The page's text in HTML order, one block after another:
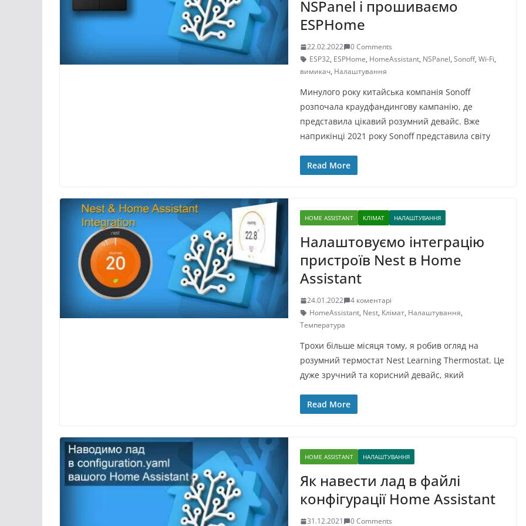
NSPanel і прошиваємо
ESPHome
22.02.2022
0 Comments
ESP32, ESPHome, HomeAssistant, NSPanel, Sonoff, Wi-Fi,
вимикач, Налаштування
Минулого року китайська компанія Sonoff
розпочала краудфандингову кампанію, де
представила цікавий розумний девайс. Вже
наприкінці 2021 року Sonoff представила світу
Read More
HOME ASSISTANT КЛІМАТ НАЛАШТУВАННЯ
Налаштовуємо інтеграцію
пристроїв Nest в Home
Assistant
24.01.2022
4 коментарі
HomeAssistant, Nest, Клімат, Налаштування,
Температура
Трохи більше місяця тому, я робив огляд на
розумний термостат Nest Learning Thermostat. Це
дуже зручний та корисний девайс, який
Read More
HOME ASSISTANT НАЛАШТУВАННЯ
Як навести лад в файлі
конфігурації Home Assistant
31.12.2021 0 Comments